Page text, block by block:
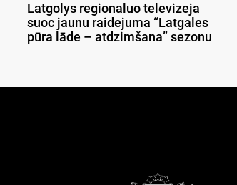
Latgolys regionaluo televizeja
suoc jaunu raidejuma “Latgales
pūra lāde – atdzimšana” sezonu